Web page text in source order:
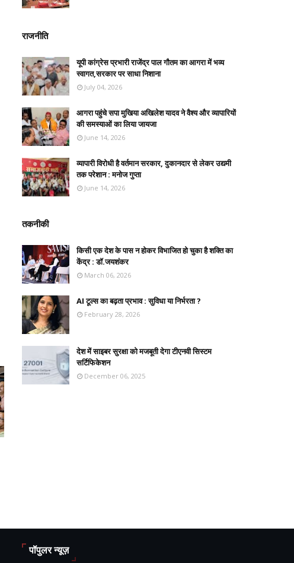
राजनीति
यूपी कांग्रेस प्रभारी राजेंद्र पाल गौतम का आगरा में भव्य
स्वागत,सरकार पर साधा निशाना
July 04, 2026
आगरा पहुंचे सपा मुखिया अखिलेश यादव ने वैश्य और व्यापारियों
की समस्याओं का लिया जायजा
June 14, 2026
व्यापारी विरोधी है वर्तमान सरकार, दुकानदार से लेकर उद्यमी
तक परेशान : मनोज गुप्ता
June 14, 2026
तकनीकी
किसी एक देश के पास न होकर विभाजित हो चुका है शक्ति का
केंद्र : डॉ.जयशंकर
March 06, 2026
AI टूल्स का बढ़ता प्रभाव : सुविधा या निर्भरता ?
February 28, 2026
देश में साइबर सुरक्षा को मजबूती देगा टीएनवी सिस्टम
सर्टिफिकेशन
December 06, 2025
पॉपुलर न्यूज़